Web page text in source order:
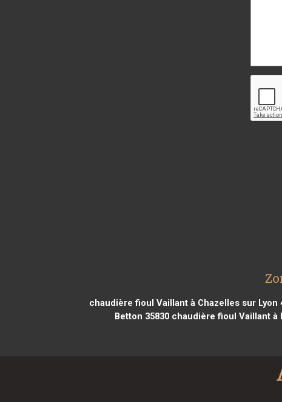
chaudière fioul Vaillant à Chazelles sur Lyon
Betton 35830 chaudière fioul Vaillant à